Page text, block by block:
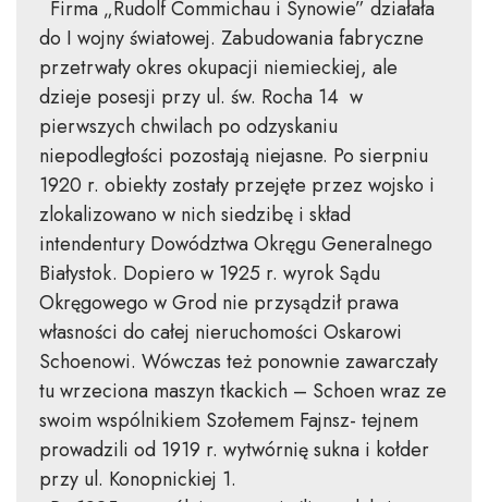
Firma „Rudolf Commichau i Synowie” działała
do I wojny światowej. Zabudowania fabryczne
przetrwały okres okupacji niemieckiej, ale
dzieje posesji przy ul. św. Rocha 14 w
pierwszych chwilach po odzyskaniu
niepodległości pozostają niejasne. Po sierpniu
1920 r. obiekty zostały przejęte przez wojsko i
zlokalizowano w nich siedzibę i skład
intendentury Dowództwa Okręgu Generalnego
Białystok. Dopiero w 1925 r. wyrok Sądu
Okręgowego w Grod nie przysądził prawa
własności do całej nieruchomości Oskarowi
Schoenowi. Wówczas też ponownie zawarczały
tu wrzeciona maszyn tkackich – Schoen wraz ze
swoim wspólnikiem Szołemem Fajnsz- tejnem
prowadzili od 1919 r. wytwórnię sukna i kołder
przy ul. Konopnickiej 1.